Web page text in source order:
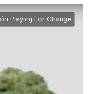
Playing For Change